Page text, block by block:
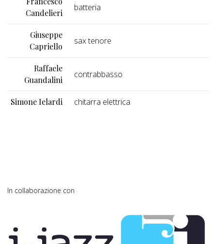
Candelieri
batteria
Giuseppe
Capriello
sax tenore
Raffaele
Guandalini
contrabbasso
Simone Ielardi chitarra elettrica
In collaborazione con